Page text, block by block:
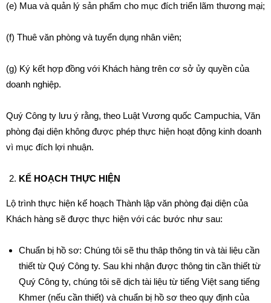
(e) Mua và quản lý sản phẩm cho mục đích triển lãm thương mại;
(f) Thuê văn phòng và tuyển dụng nhân viên;
(g) Ký kết hợp đồng với Khách hàng trên cơ sở ủy quyền của
doanh nghiệp.
Quý Công ty lưu ý rằng, theo Luật Vương quốc Campuchia, Văn
phòng đại diện không được phép thực hiện hoạt động kinh doanh
vì mục đích lợi nhuận.
KẾ HOẠCH THỰC HIỆN
Lộ trình thực hiện kế hoạch Thành lập văn phòng đại diện của
Khách hàng sẽ được thực hiện với các bước như sau:
Chuẩn bị hồ sơ: Chúng tôi sẽ thu thâp thông tin và tài liệu cần
thiết từ Quý Công ty. Sau khi nhận được thông tin cần thiết từ
Quý Công ty, chúng tôi sẽ dịch tài liệu từ tiếng Việt sang tiếng
Khmer (nếu cần thiết) và chuẩn bị hồ sơ theo quy định của